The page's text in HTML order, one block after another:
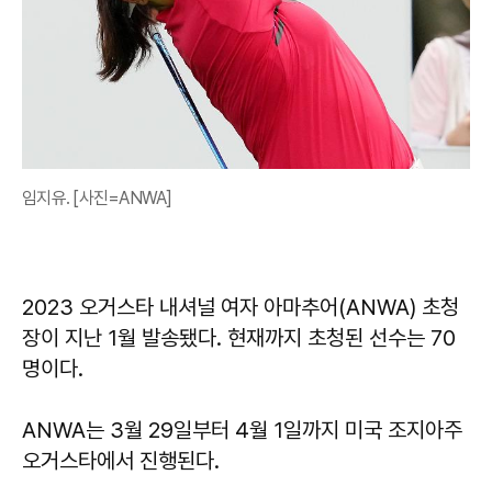
임지유. [사진=ANWA]
2023 오거스타 내셔널 여자 아마추어(ANWA) 초청
장이 지난 1월 발송됐다. 현재까지 초청된 선수는 70
명이다.
ANWA는 3월 29일부터 4월 1일까지 미국 조지아주
오거스타에서 진행된다.